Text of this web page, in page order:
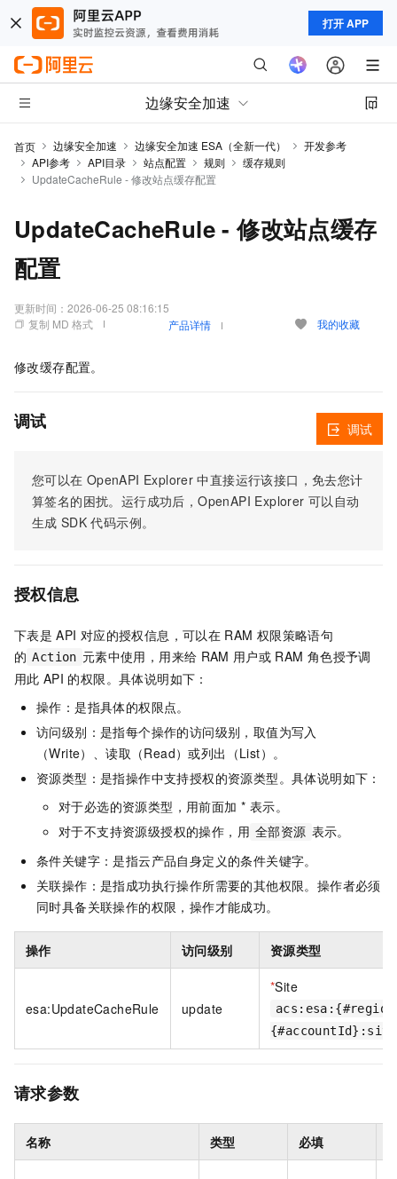
打开 APP
边缘安全加速
首页 边缘安全加速 边缘安全加速 ESA（全新一代）
开发参考
API参考
API目录 站点配置 规则
缓存规则
UpdateCacheRule - 修改站点缓存配置
UpdateCacheRule - 修改站点缓存
配置
更新时间： 2026-06-25 08:16:15
复制 MD 格式
产品详情 我的收藏
修改缓存配置。
调试
您可以在 OpenAPI Explorer 中直接运行该接口，免去您计
算签名的困扰。运行成功后，OpenAPI Explorer 可以自动
生成 SDK 代码示例。
调试
授权信息
下表是 API 对应的授权信息，可以在 RAM 权限策略语句
的 Action 元素中使用，用来给 RAM 用户或 RAM 角色授予调
用此 API 的权限。具体说明如下：
操作：是指具体的权限点。
访问级别：是指每个操作的访问级别，取值为写入
（Write）、读取（Read）或列出（List）。
资源类型：是指操作中支持授权的资源类型。具体说明如下：
对于必选的资源类型，用前面加 * 表示。
对于不支持资源级授权的操作，用 全部资源 表示。
条件关键字：是指云产品自身定义的条件关键字。
关联操作：是指成功执行操作所需要的其他权限。操作者必须
同时具备关联操作的权限，操作才能成功。
操作 访问级别 资源类型
esa:UpdateCacheRule update
*Site
请求参数
名称 类型 必填